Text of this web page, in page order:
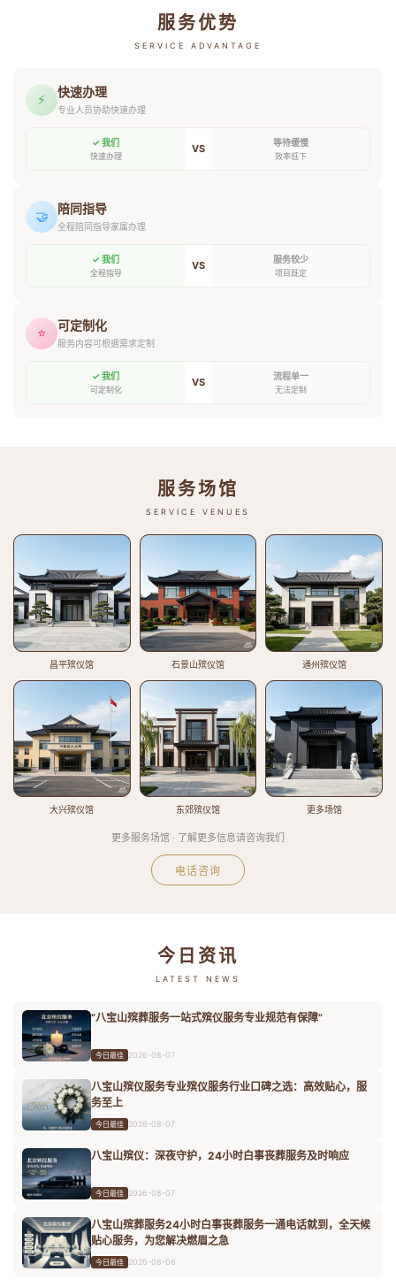
服务优势
SERVICE ADVANTAGE
⚡ 快速办理
专业人员协助快速办理
✓ 我们
快速办理
VS 等待缓慢
效率低下
🤝 陪同指导
全程陪同指导家属办理
✓ 我们
全程指导
VS 服务较少
项目既定
⭐ 可定制化
服务内容可根据需求定制
✓ 我们
可定制化
VS 流程单一
无法定制
服务场馆
SERVICE VENUES
昌平殡仪馆 石景山殡仪馆 通州殡仪馆
大兴殡仪馆 东郊殡仪馆 更多场馆
更多服务场馆 · 了解更多信息请咨询我们
电话咨询
今日资讯
LATEST NEWS
“八宝山殡葬服务一站式殡仪服务专业规范有保障”
今日最佳 2026-08-07
八宝山殡仪服务专业殡仪服务行业口碑之选：高效贴心，服
务至上
今日最佳 2026-08-07
八宝山殡仪：深夜守护，24小时白事丧葬服务及时响应
今日最佳 2026-08-07
八宝山殡葬服务24小时白事丧葬服务一通电话就到，全天候
贴心服务，为您解决燃眉之急
今日最佳 2026-08-06